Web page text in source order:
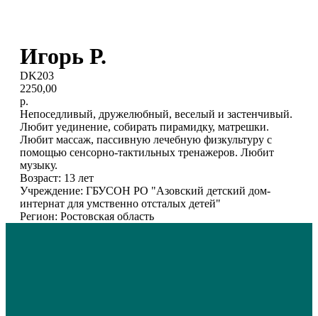
Игорь Р.
DK203
2250,00
р.
Непоседливый, дружелюбный, веселый и застенчивый.
Любит уединение, собирать пирамидку, матрешки.
Любит массаж, пассивную лечебную физкультуру с
помощью сенсорно-тактильных тренажеров. Любит
музыку.
Возраст: 13 лет
Учреждение: ГБУСОН РО "Азовский детский дом-
интернат для умственно отсталых детей"
Регион: Ростовская область